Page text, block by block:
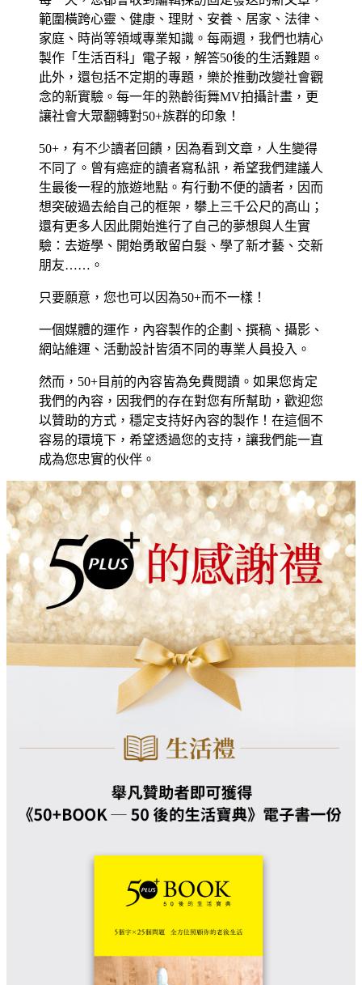
範圍橫跨心靈、健康、理財、安養、居家、法律、
家庭、時尚等領域專業知識。每兩週，我們也精心
製作「生活百科」電子報，解答50後的生活難題。
此外，還包括不定期的專題，樂於推動改變社會觀
念的新實驗。每一年的熟齡街舞MV拍攝計畫，更
讓社會大眾翻轉對50+族群的印象！
50+，有不少讀者回饋，因為看到文章，人生變得
不同了。曾有癌症的讀者寫私訊，希望我們建議人
生最後一程的旅遊地點。有行動不便的讀者，因而
想突破過去給自己的框架，攀上三千公尺的高山；
還有更多人因此開始進行了自己的夢想與人生實
驗：去遊學、開始勇敢留白髮、學了新才藝、交新
朋友……。
只要願意，您也可以因為50+而不一樣！
一個媒體的運作，內容製作的企劃、撰稿、攝影、
網站維運、活動設計皆須不同的專業人員投入。
然而，50+目前的內容皆為免費閱讀。如果您肯定
我們的內容，因我們的存在對您有所幫助，歡迎您
以贊助的方式，穩定支持好內容的製作！在這個不
容易的環境下，希望透過您的支持，讓我們能一直
成為您忠實的伙伴。